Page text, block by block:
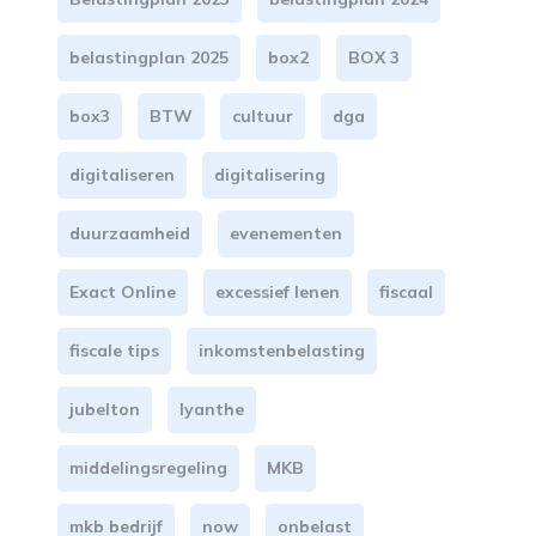
belastingplan 2025 box2 BOX 3
box3 BTW cultuur dga
digitaliseren digitalisering
duurzaamheid evenementen
Exact Online excessief lenen fiscaal
fiscale tips inkomstenbelasting
jubelton lyanthe
middelingsregeling MKB
mkb bedrijf now onbelast